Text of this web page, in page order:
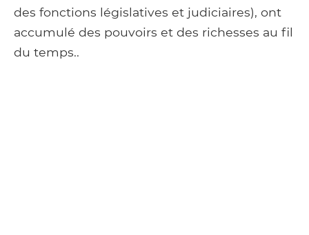
des fonctions législatives et judiciaires), ont
accumulé des pouvoirs et des richesses au fil
du temps..